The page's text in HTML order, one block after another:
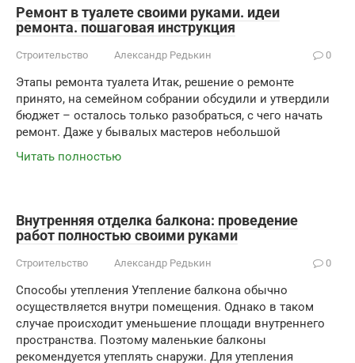
Ремонт в туалете своими руками. идеи
ремонта. пошаговая инструкция
Строительство Александр Редькин 0
Этапы ремонта туалета Итак, решение о ремонте
принято, на семейном собрании обсудили и утвердили
бюджет – осталось только разобраться, с чего начать
ремонт. Даже у бывалых мастеров небольшой
Читать полностью
Внутренняя отделка балкона: проведение
работ полностью своими руками
Строительство Александр Редькин 0
Способы утепления Утепление балкона обычно
осуществляется внутри помещения. Однако в таком
случае происходит уменьшение площади внутреннего
пространства. Поэтому маленькие балконы
рекомендуется утеплять снаружи. Для утепления